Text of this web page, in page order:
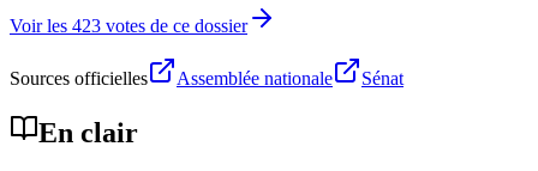
Voir les 423 votes de ce dossier
Sources officielles Assemblée nationale Sénat
En clair